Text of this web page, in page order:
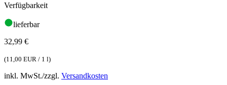
Verfügbarkeit
lieferbar
32,99 €
(11,00 EUR / 1 l)
inkl. MwSt./zzgl. Versandkosten